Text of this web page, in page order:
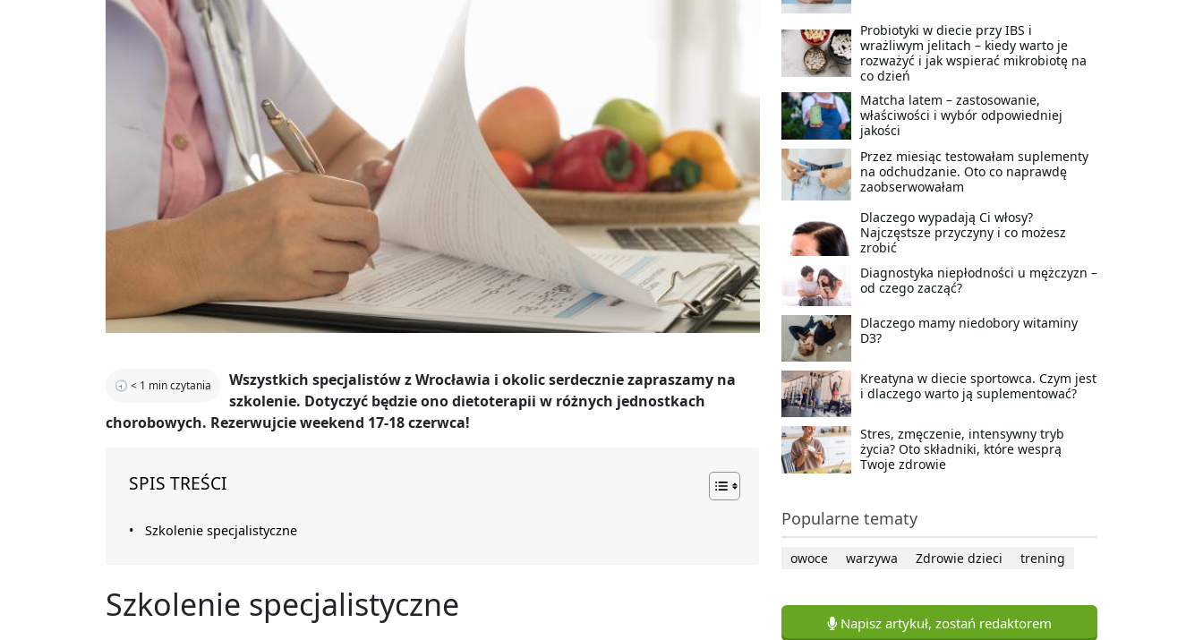
🕣 < 1 min czytania
Wszystkich specjalistów z Wrocławia i okolic serdecznie zapraszamy na
szkolenie. Dotyczyć będzie ono dietoterapii w różnych jednostkach
chorobowych. Rezerwujcie weekend 17-18 czerwca!
SPIS TREŚCI
Szkolenie specjalistyczne
Szkolenie specjalistyczne
Probiotyki w diecie przy IBS i
wrażliwym jelitach – kiedy warto je
rozważyć i jak wspierać mikrobiotę na
co dzień
Matcha latem – zastosowanie,
właściwości i wybór odpowiedniej
jakości
Przez miesiąc testowałam suplementy
na odchudzanie. Oto co naprawdę
zaobserwowałam
Dlaczego wypadają Ci włosy?
Najczęstsze przyczyny i co możesz
zrobić
Diagnostyka niepłodności u mężczyzn –
od czego zacząć?
Dlaczego mamy niedobory witaminy
D3?
Kreatyna w diecie sportowca. Czym jest
i dlaczego warto ją suplementować?
Stres, zmęczenie, intensywny tryb
życia? Oto składniki, które wesprą
Twoje zdrowie
Popularne tematy
owoce warzywa Zdrowie dzieci trening
Napisz artykuł, zostań redaktorem